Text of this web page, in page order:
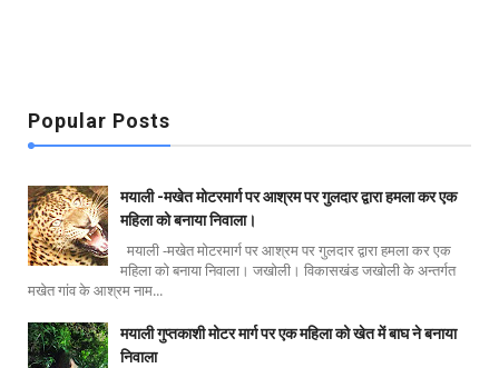
Popular Posts
मयाली -मखेत मोटरमार्ग पर आश्रम पर गुलदार द्वारा हमला कर एक
महिला को बनाया निवाला।
मयाली -मखेत मोटरमार्ग पर आश्रम पर गुलदार द्वारा हमला कर एक
महिला को बनाया निवाला। जखोली। विकासखंड जखोली के अन्तर्गत
मखेत गांव के आश्रम नाम...
मयाली गुप्तकाशी मोटर मार्ग पर एक महिला को खेत में बाघ ने बनाया
निवाला